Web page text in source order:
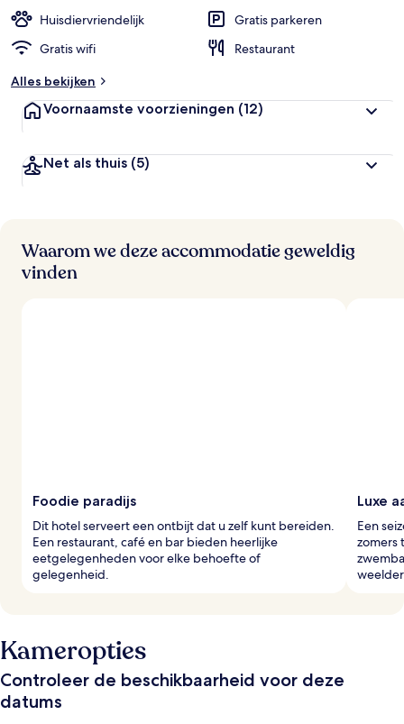
Huisdiervriendelijk
Gratis parkeren
Gratis wifi
Restaurant
Alles bekijken
Voornaamste voorzieningen (12)
Net als thuis (5)
Waarom we deze accommodatie geweldig
vinden
Foodie paradijs
Dit hotel serveert een ontbijt dat u zelf kunt bereiden.
Een restaurant, café en bar bieden heerlijke
eetgelegenheden voor elke behoefte of
gelegenheid.
Luxe
Een
zomers
Kameropties
Controleer de beschikbaarheid voor deze
datums